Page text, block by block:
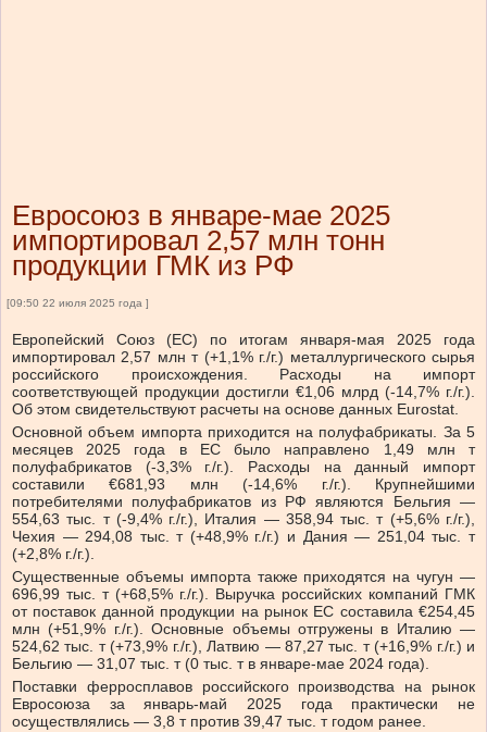
Евросоюз в январе-мае 2025
импортировал 2,57 млн тонн
продукции ГМК из РФ
[09:50 22 июля 2025 года ]
Европейский Союз (ЕС) по итогам января-мая 2025 года
импортировал 2,57 млн т (+1,1% г./г.) металлургического сырья
российского происхождения. Расходы на импорт
соответствующей продукции достигли €1,06 млрд (-14,7% г./г.).
Об этом свидетельствуют расчеты на основе данных Eurostat.
Основной объем импорта приходится на полуфабрикаты. За 5
месяцев 2025 года в ЕС было направлено 1,49 млн т
полуфабрикатов (-3,3% г./г.). Расходы на данный импорт
составили €681,93 млн (-14,6% г./г.). Крупнейшими
потребителями полуфабрикатов из РФ являются Бельгия —
554,63 тыс. т (-9,4% г./г.), Италия — 358,94 тыс. т (+5,6% г./г.),
Чехия — 294,08 тыс. т (+48,9% г./г.) и Дания — 251,04 тыс. т
(+2,8% г./г.).
Существенные объемы импорта также приходятся на чугун —
696,99 тыс. т (+68,5% г./г.). Выручка российских компаний ГМК
от поставок данной продукции на рынок ЕС составила €254,45
млн (+51,9% г./г.). Основные объемы отгружены в Италию —
524,62 тыс. т (+73,9% г./г.), Латвию — 87,27 тыс. т (+16,9% г./г.) и
Бельгию — 31,07 тыс. т (0 тыс. т в январе-мае 2024 года).
Поставки ферросплавов российского производства на рынок
Евросоюза за январь-май 2025 года практически не
осуществлялись — 3,8 т против 39,47 тыс. т годом ранее.